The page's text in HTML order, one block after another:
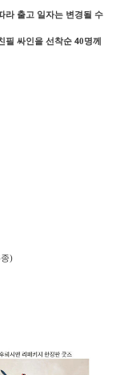
라 출고 일자는 변경될 수
필 싸인을 선착순 40명께
종)